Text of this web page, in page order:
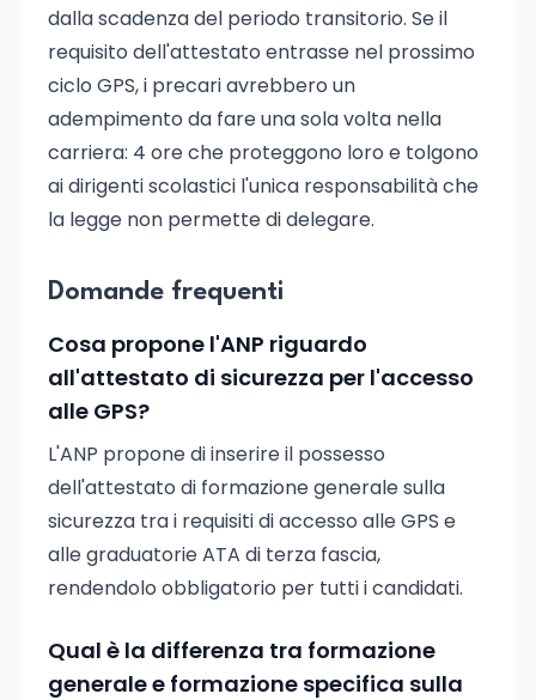
dalla scadenza del periodo transitorio. Se il
requisito dell'attestato entrasse nel prossimo
ciclo GPS, i precari avrebbero un
adempimento da fare una sola volta nella
carriera: 4 ore che proteggono loro e tolgono
ai dirigenti scolastici l'unica responsabilità che
la legge non permette di delegare.
Domande frequenti
Cosa propone l'ANP riguardo
all'attestato di sicurezza per l'accesso
alle GPS?
L'ANP propone di inserire il possesso
dell'attestato di formazione generale sulla
sicurezza tra i requisiti di accesso alle GPS e
alle graduatorie ATA di terza fascia,
rendendolo obbligatorio per tutti i candidati.
Qual è la differenza tra formazione
generale e formazione specifica sulla